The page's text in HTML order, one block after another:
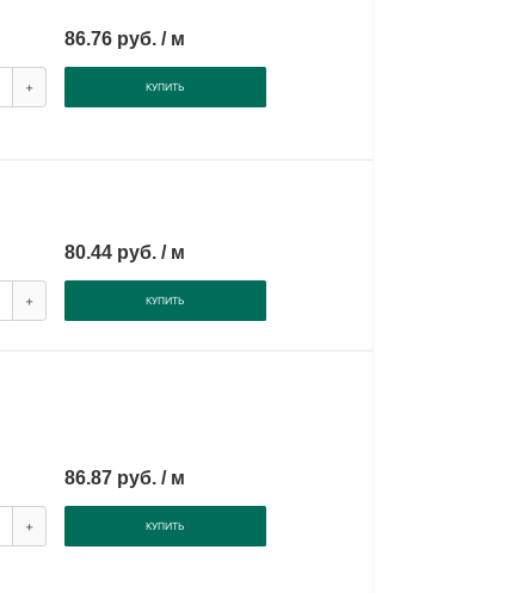
86.76 руб. / м
+ КУПИТЬ
80.44 руб. / м
+ КУПИТЬ
86.87 руб. / м
+ КУПИТЬ